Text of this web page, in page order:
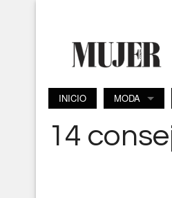
INICIO MODA
14